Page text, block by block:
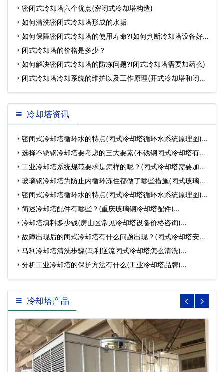
密闭式冷却塔六个优点(密闭式冷却塔构造)
如何清洗密闭式冷却塔形成的水垢
如何保障密闭式冷却塔的使用寿命?(如何判断冷却塔设备好
坏)闭式冷却塔的价格是多少？
如何解决密闭式冷却塔的防冻问题?(闭式冷却塔需要加药么)
闭式冷却塔冷却系统的维护以及工作原理(开式冷却塔和闭式
冷
冷却塔资讯
密闭式冷却塔循环水的特点(闭式冷却塔循环水系统原理图)…
选择不锈钢冷却塔要考虑的三大要素(不锈钢闭式冷却塔有哪
些…工业冷却塔系统规范要求是怎样的呢？(闭式冷却塔需要加药
么)…
玻璃钢冷却塔为防止内循环冻住都做了哪些措施(闭式玻璃钢
冷…密闭式冷却塔循环水的特点(闭式冷却塔循环水系统原理图)…
简述冷却塔配件有哪些？(重庆玻璃钢冷却塔配件)…
冷却塔填料多少钱(房山区常见冷却塔设备价格咨询)…
故障出现后的闭式冷却塔有什么问题出现？(闭式冷却塔安装
在室…
马利冷却塔清洗步骤(马利逆流闭式冷却塔怎么清洗)…
分析工业冷却塔的保护方法有什么(工业冷却塔品牌)…
冷却塔产品